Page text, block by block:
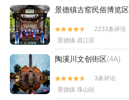
景德镇古窑民俗博览区


2233条评论
景德镇·昌江区
陶溪川文创街区(4A)


3条评论
景德镇·珠山区